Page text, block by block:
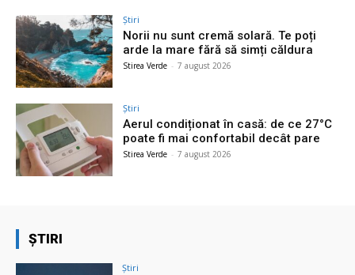
Știri
Norii nu sunt cremă solară. Te poți
arde la mare fără să simți căldura
Stirea Verde - 7 august 2026
Știri
Aerul condiționat în casă: de ce 27°C
poate fi mai confortabil decât pare
Stirea Verde - 7 august 2026
ȘTIRI
Știri